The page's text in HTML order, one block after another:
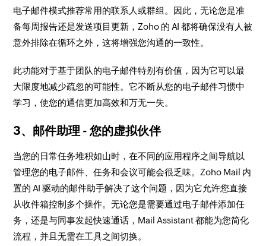
电子邮件模式推荐常用的联系人或群组。因此，无论您是准
备每周报告还是发送项目更新，Zoho 的 AI 都将确保没有人被
意外排除在循环之外，这将增强您沟通的一致性。
此功能对于基于团队的电子邮件特别有价值，因为它可以最
大限度地减少疏忽的可能性。它不断从您的电子邮件习惯中
学习，使您的通信更加高效和万无一失。
3、邮件助理 - 您的虚拟伙伴
当您的日常任务堆积如山时，在不同的应用程序之间导航以
管理您的电子邮件、任务和会议可能会很乏味。Zoho Mail 内
置的 AI 驱动的邮件助手解决了这个问题，因为它允许您直接
从收件箱控制多个操作。无论您是需要通过电子邮件添加任
务，还是与同事发起快速通话，Mail Assistant 都能为您简化
流程，并且无需在工具之间切换。